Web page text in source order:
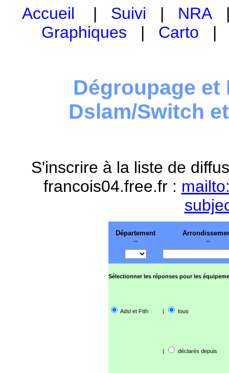
Accueil | Suivi | NRA
Graphiques | Carto
Dégroupage et
Dslam/Switch
S'inscrire à la liste de
francois04.free.fr :
Département
--
--
Sélectionner les réponses pour les
Adsl et Ftth | tous
| déclarés depuis